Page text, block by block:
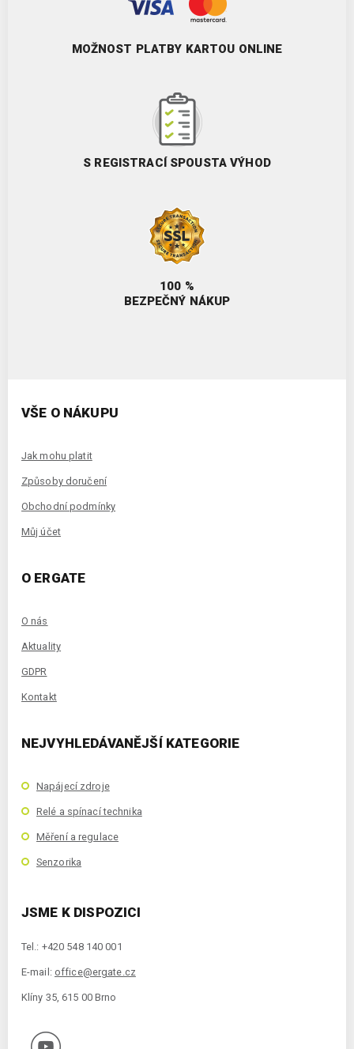
MOŽNOST PLATBY KARTOU ONLINE
S REGISTRACÍ SPOUSTA VÝHOD
100 %
BEZPEČNÝ NÁKUP
VŠE O NÁKUPU
Jak mohu platit
Způsoby doručení
Obchodní podmínky
Můj účet
O ERGATE
O nás
Aktuality
GDPR
Kontakt
NEJVYHLEDÁVANĚJŠÍ KATEGORIE
Napájecí zdroje
Relé a spínací technika
Měření a regulace
Senzorika
JSME K DISPOZICI
Tel.: +420 548 140 001
E-mail: office@ergate.cz
Klíny 35, 615 00 Brno